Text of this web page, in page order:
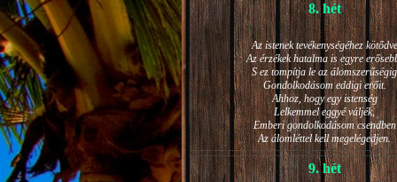
8. hét
Az istenek tevékenységéhez kötődve
Az érzékek hatalma is egyre
S ez tompítja le az álomszerűségig
Gondolkodásom eddigi erőit.
Ahhoz, hogy egy istenség
Lelkemmel eggyé váljék,
Emberi gondolkodásom csendben
Az álomléttel kell megelégedjen.
9. hét